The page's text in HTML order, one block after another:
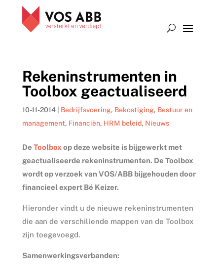
Rekeninstrumenten in
Toolbox geactualiseerd
10-11-2014| Bedrijfsvoering, Bekostiging, Bestuur en
management, Financiën, HRM beleid, Nieuws
De Toolbox op deze website is bijgewerkt met
geactualiseerde rekeninstrumenten. De Toolbox
wordt op verzoek van VOS/ABB bijgehouden door
financieel expert Bé Keizer.
Hieronder vindt u de nieuwe rekeninstrumenten
die aan de verschillende mappen van de Toolbox
zijn toegevoegd.
Samenwerkingsverbanden: